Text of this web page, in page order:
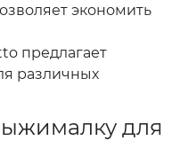
экономить
предлагает
различных
для